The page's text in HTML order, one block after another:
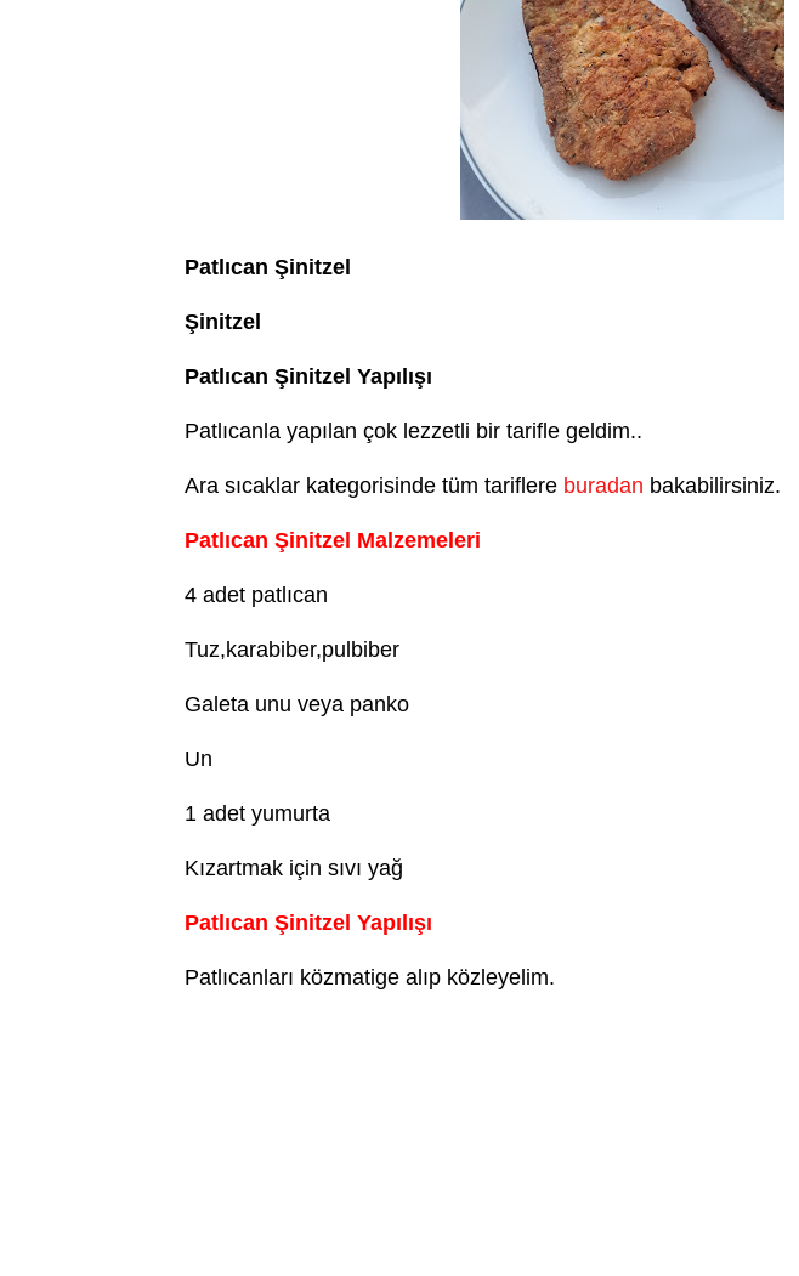
Patlıcan Şinitzel
Şinitzel
Patlıcan Şinitzel Yapılışı
Patlıcanla yapılan çok lezzetli bir tarifle geldim..
Ara sıcaklar kategorisinde tüm tariflere buradan bakabilirsiniz.
Patlıcan Şinitzel Malzemeleri
4 adet patlıcan
Tuz,karabiber,pulbiber
Galeta unu veya panko
Un
1 adet yumurta
Kızartmak için sıvı yağ
Patlıcan Şinitzel Yapılışı
Patlıcanları közmatige alıp közleyelim.